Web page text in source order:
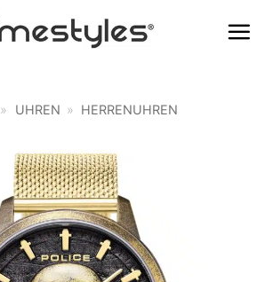
» UHREN » HERRENUHREN